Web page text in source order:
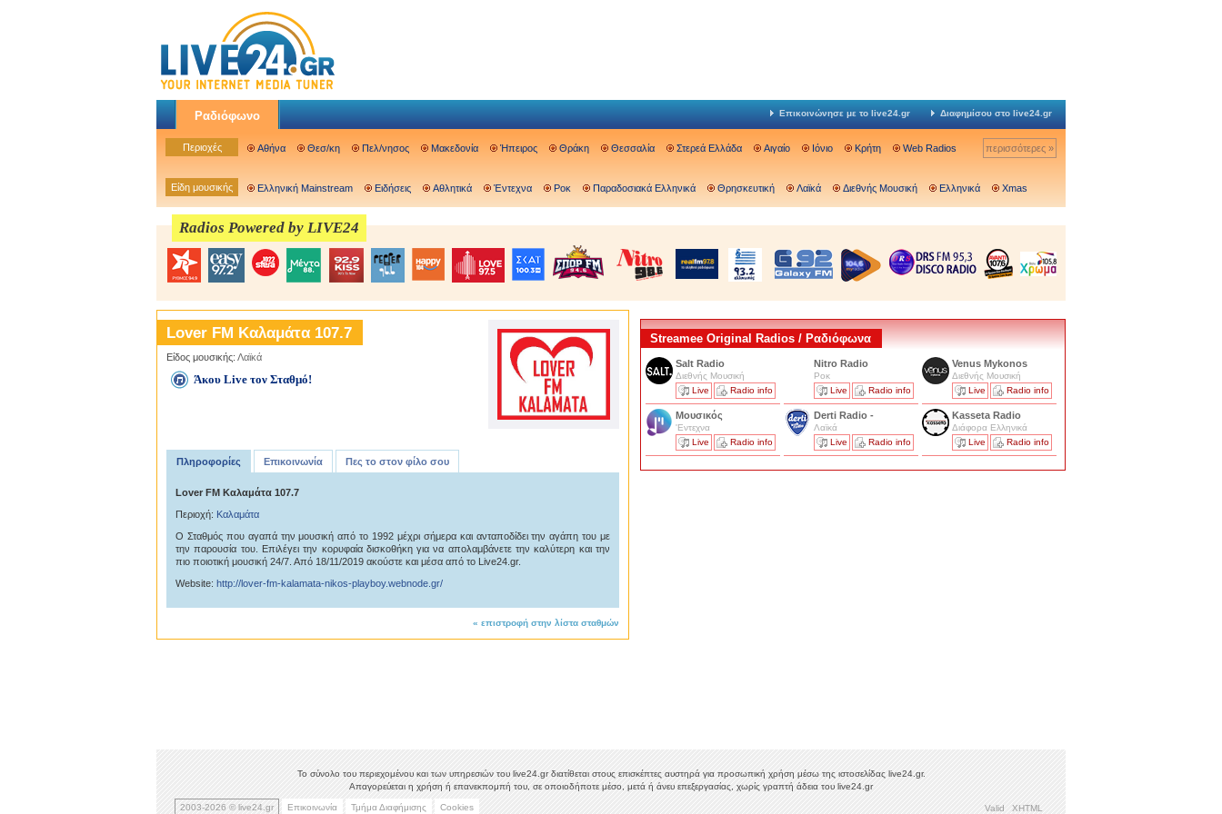
Ραδιόφωνο Επικοινώνησε με το live24.gr Διαφημίσου στο live24.gr
Περιοχές Αθήνα Θεσ/κη Πελ/νησος Μακεδονία Ήπειρος Θράκη Θεσσαλία Στερεά Ελλάδα Αιγαίο Ιόνιο Κρήτη Web Radios περισσότερες »
Είδη μουσικής Ελληνική Mainstream Ειδήσεις Αθλητικά Έντεχνα Ροκ Παραδοσιακά Ελληνικά Θρησκευτική Λαϊκά Διεθνής Μουσική Ελληνικά Xmas
Radios Powered by LIVE24
Lover FM Καλαμάτα 107.7
Είδος μουσικής: Λαϊκά
Άκου Live τον Σταθμό!
Πληροφορίες Επικοινωνία Πες το στον φίλο σου
Lover FM Καλαμάτα 107.7
Περιοχή: Καλαμάτα
Ο Σταθμός που αγαπά την μουσική από το 1992 μέχρι σήμερα και ανταποδίδει την αγάπη του με
την παρουσία του. Επιλέγει την κορυφαία δισκοθήκη για να απολαμβάνετε την καλύτερη και την
πιο ποιοτική μουσική 24/7. Από 18/11/2019 ακούστε και μέσα από το Live24.gr.
Website: http://lover-fm-kalamata-nikos-playboy.webnode.gr/
« επιστροφή στην λίστα σταθμών
Streamee Original Radios / Ραδιόφωνα
Salt Radio
Διεθνής Μουσική
Live
Radio info
Nitro Radio
Ροκ
Live
Radio info
Venus Mykonos
Διεθνής Μουσική
Live
Radio info
Μουσικός
'Εντεχνα
Live
Radio info
Derti Radio -
Λαϊκά
Live
Radio info
Kasseta Radio
Διάφορα Ελληνικά
Live
Radio info
Το σύνολο του περιεχομένου και των υπηρεσιών του live24.gr διατίθεται στους επισκέπτες αυστηρά για προσωπική χρήση μέσω της ιστοσελίδας live24.gr.
Απαγορεύεται η χρήση ή επανεκπομπή του, σε οποιοδήποτε μέσο, μετά ή άνευ επεξεργασίας, χωρίς γραπτή άδεια του live24.gr
2003-2026 © live24.gr Επικοινωνία Τμήμα Διαφήμισης Cookies Valid XHTML